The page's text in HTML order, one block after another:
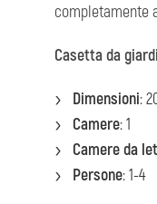
completamente
Casetta da
Dimensioni:
Camere: 1
Camere da
Persone: 1-4